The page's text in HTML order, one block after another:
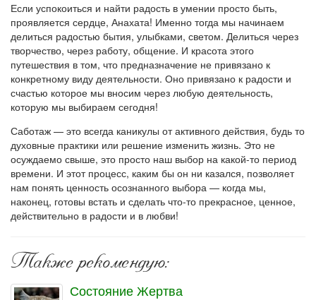
Если успокоиться и найти радость в умении просто быть,
проявляется сердце, Анахата! Именно тогда мы начинаем
делиться радостью бытия, улыбками, светом. Делиться через
творчество, через работу, общение. И красота этого
путешествия в том, что предназначение не привязано к
конкретному виду деятельности. Оно привязано к радости и
счастью которое мы вносим через любую деятельность,
которую мы выбираем сегодня!
Саботаж — это всегда каникулы от активного действия, будь то
духовные практики или решение изменить жизнь. Это не
осуждаемо свыше, это просто наш выбор на какой-то период
времени. И этот процесс, каким бы он ни казался, позволяет
нам понять ценность осознанного выбора — когда мы,
наконец, готовы встать и сделать что-то прекрасное, ценное,
действительно в радости и в любви!
Также рекомендую:
Состояние Жертва